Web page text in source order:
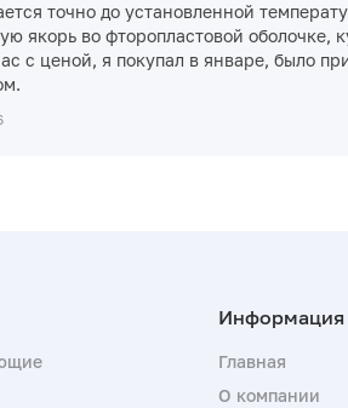
точно до установленной
якорь во фторопластовой
с ценой, я покупал в январе, было
Главная
О компании